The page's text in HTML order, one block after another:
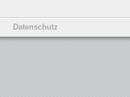
Datenschutz